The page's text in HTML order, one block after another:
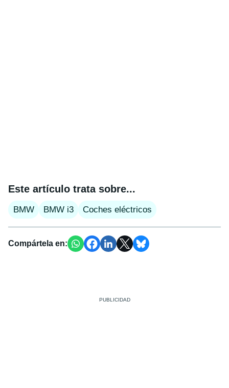
Este artículo trata sobre...
BMW BMW i3 Coches eléctricos
Compártela en: